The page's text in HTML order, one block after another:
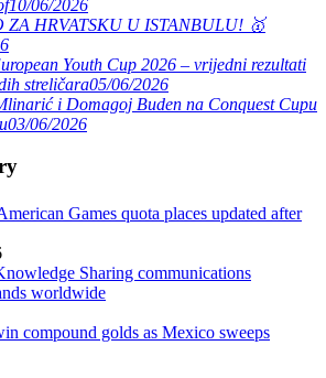
10/06/2026
ZA HRVATSKU U ISTANBULU! 🥇
Youth Cup 2026 – vrijedni rezultati
streličara05/06/2026
i Domagoj Buden na Conquest Cupu
03/06/2026
Games quota places updated after
Sharing communications
worldwide
compound golds as Mexico sweeps